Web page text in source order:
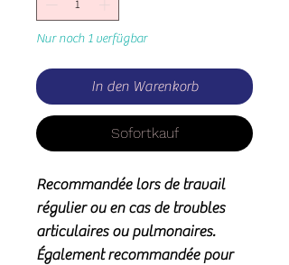
Nur noch 1 verfügbar
In den Warenkorb
Sofortkauf
Recommandée lors de travail
régulier ou en cas de troubles
articulaires ou pulmonaires.
Également recommandée pour